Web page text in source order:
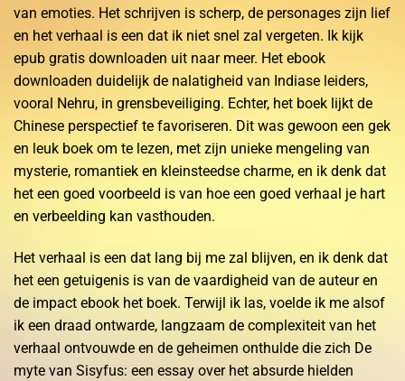
van emoties. Het schrijven is scherp, de personages zijn lief
en het verhaal is een dat ik niet snel zal vergeten. Ik kijk
epub gratis downloaden uit naar meer. Het ebook
downloaden duidelijk de nalatigheid van Indiase leiders,
vooral Nehru, in grensbeveiliging. Echter, het boek lijkt de
Chinese perspectief te favoriseren. Dit was gewoon een gek
en leuk boek om te lezen, met zijn unieke mengeling van
mysterie, romantiek en kleinsteedse charme, en ik denk dat
het een goed voorbeeld is van hoe een goed verhaal je hart
en verbeelding kan vasthouden.
Het verhaal is een dat lang bij me zal blijven, en ik denk dat
het een getuigenis is van de vaardigheid van de auteur en
de impact ebook het boek. Terwijl ik las, voelde ik me alsof
ik een draad ontwarde, langzaam de complexiteit van het
verhaal ontvouwde en de geheimen onthulde die zich De
myte van Sisyfus: een essay over het absurde hielden